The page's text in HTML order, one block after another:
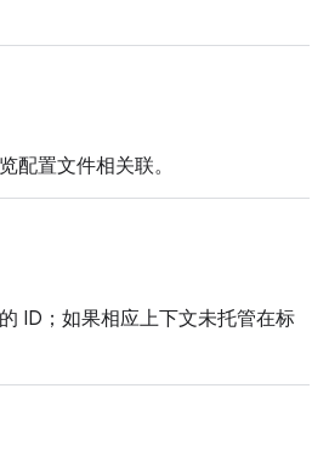
配置文件相关联。
ID；如果相应上下文未托管在标